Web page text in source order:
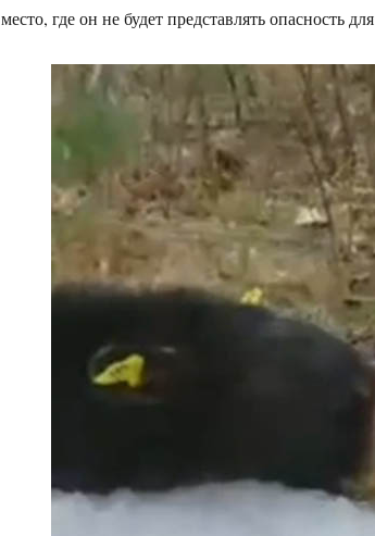
место, где он не будет представлять опасность